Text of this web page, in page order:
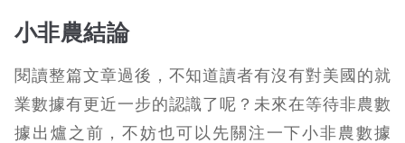
小非農結論
閱讀整篇文章過後，不知道讀者有沒有對美國的就
業數據有更近一步的認識了呢？未來在等待非農數
據出爐之前，不妨也可以先關注一下小非農數據